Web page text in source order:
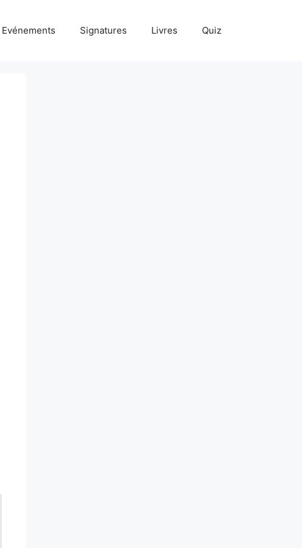
Evénements Signatures Livres Quiz